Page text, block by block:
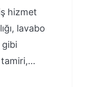
hizmet
lavabo
gibi
tamiri,…